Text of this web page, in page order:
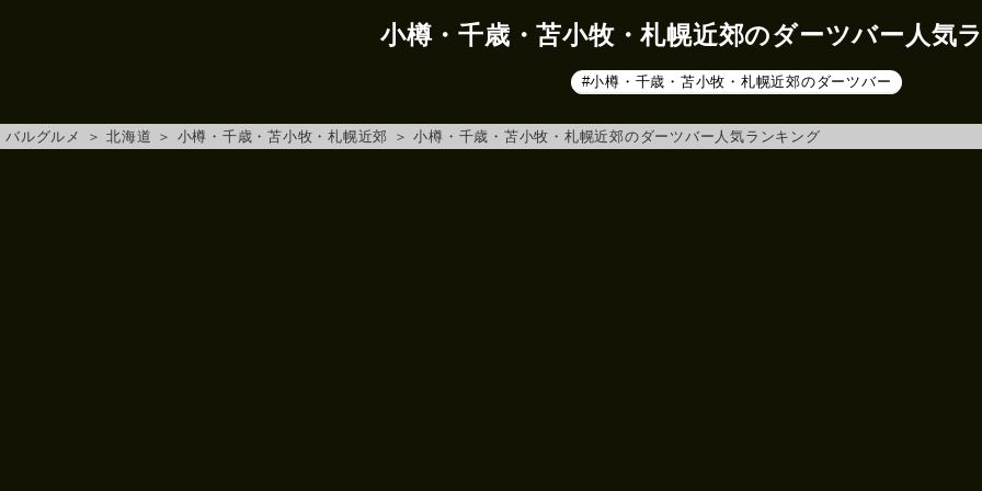
小樽・千歳・苫小牧・札幌近郊のダーツバー人気
#小樽・千歳・苫小牧・札幌近郊のダーツバー
バルグルメ ＞ 北海道 ＞ 小樽・千歳・苫小牧・札幌近郊 ＞小樽・千歳・苫小牧・札幌近郊のダーツバー人気ランキング